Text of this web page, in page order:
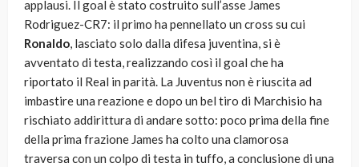
applausi. Il goal è stato costruito sull’asse James
Rodriguez-CR7: il primo ha pennellato un cross su cui
Ronaldo, lasciato solo dalla difesa juventina, si è
avventato di testa, realizzando così il goal che ha
riportato il Real in parità. La Juventus non è riuscita ad
imbastire una reazione e dopo un bel tiro di Marchisio ha
rischiato addirittura di andare sotto: poco prima della fine
della prima frazione James ha colto una clamorosa
traversa con un colpo di testa in tuffo, a conclusione di una